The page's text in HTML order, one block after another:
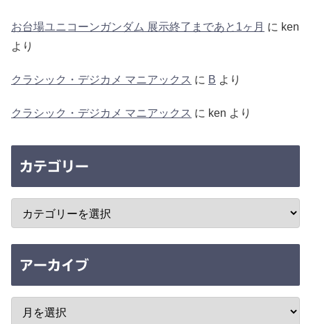
お台場ユニコーンガンダム 展示終了まであと1ヶ月 に ken
より
クラシック・デジカメ マニアックス に B より
クラシック・デジカメ マニアックス に ken より
カテゴリー
アーカイブ